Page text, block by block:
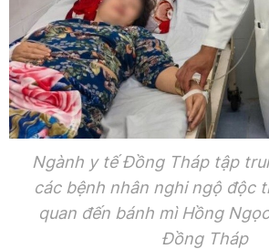
Ngành y tế Đồng Tháp tập
các bệnh nhân nghi ngộ độc
quan đến bánh mì Hồng
Đồng Tháp